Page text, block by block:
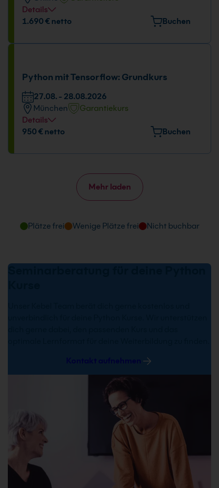
Details
Tage und Uhrzeit
1.690 € netto Buchen
Python mit Tensorflow: Grundkurs
27.08. - 28.08.2026
München
Garantiekurs
Details
Veranstaltungsort
27.08. - 28.08.2026
09:00 - 16:00 Uhr
950 € netto Buchen
Mehr laden
Plätze frei Wenige Plätze frei Nicht buchbar
Seminarberatung für deine Python